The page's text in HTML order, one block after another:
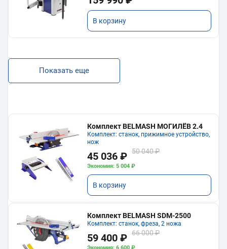
В корзину
Показать еще
Комплект BELMASH МОГИЛЁВ 2.4
Комплект: станок, прижимное устройство,
нож
45 036 ₽ 50 040 ₽
Экономия: 5 004 ₽
В корзину
Комплект BELMASH SDM-2500
Комплект: станок, фреза, 2 ножа
59 400 ₽ 66 000 ₽
Экономия: 6 600 ₽